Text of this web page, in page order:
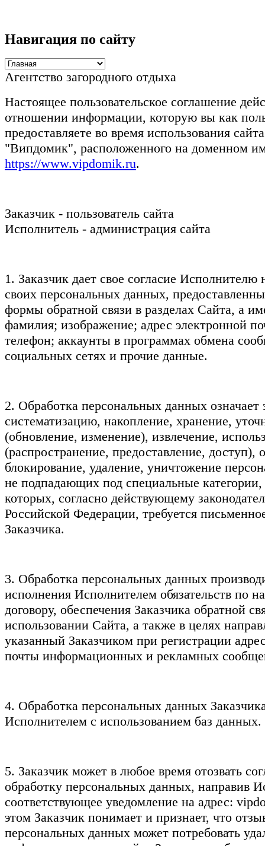
Навигация по сайту
Агентство загородного отдыха
Настоящее пользовательское соглашение
отношении информации, которую вы как
предоставляете во время использования
"Випдомик", расположенного на доменном
https://www.vipdomik.ru.
Заказчик - пользователь сайта
Исполнитель - администрация сайта
1. Заказчик дает свое согласие Исполнителю
своих персональных данных,
формы обратной связи в разделах Сайта, а
фамилия; изображение; адрес электронной
телефон; аккаунты в программах обмена
социальных сетях и прочие данные.
2. Обработка персональных данных означает
систематизацию, накопление, хранение,
(обновление, изменение), извлечение,
(распространение, предоставление, доступ),
блокирование, удаление, уничтожение
не подпадающих под специальные категории,
которых, согласно действующему
Российской Федерации, требуется
Заказчика.
3. Обработка персональных данных
исполнения Исполнителем обязательств по
договору, обеспечения Заказчика обратной
использовании Сайта, а также в целях
указанный Заказчиком при регистрации
почты информационных и рекламных
4. Обработка персональных данных
Исполнителем с использованием баз данных.
5. Заказчик может в любое время отозвать
обработку персональных данных, направив
соответствующее уведомление на адрес:
этом Заказчик понимает и признает, что
персональных данных может потребовать